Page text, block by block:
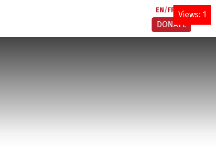
EN FR AR
DONATE
Views: 1